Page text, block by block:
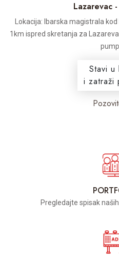
Lazarevac
Lokacija: Ibarska magistrala
1km ispred skretanja za
Stavi u
i zatraži
Pregledajte spisak